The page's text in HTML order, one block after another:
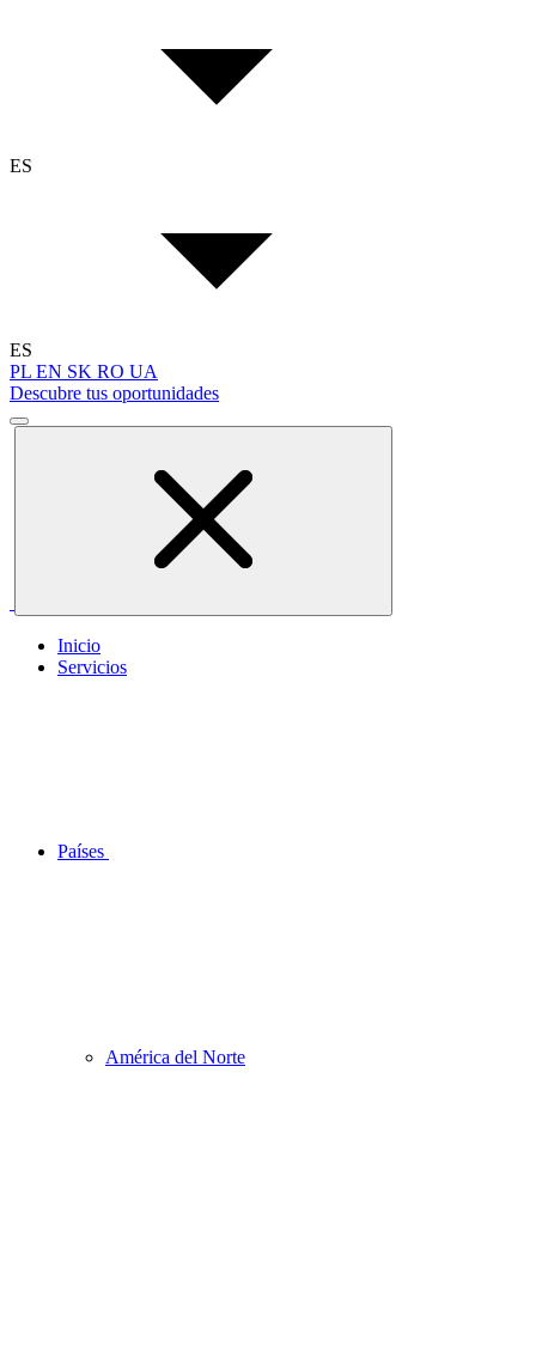
ES
ES
PL EN SK RO UA
Descubre tus oportunidades
Inicio
Servicios
Países
América del Norte